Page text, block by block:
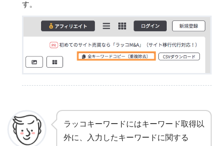
す。
ラッコキーワードにはキーワード取得以
外に、入力したキーワードに関する